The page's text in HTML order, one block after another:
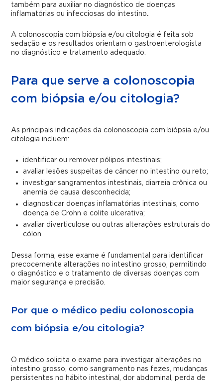
também para auxiliar no diagnóstico de doenças
inflamatórias ou infecciosas do intestino.
A colonoscopia com biópsia e/ou citologia é feita sob
sedação e os resultados orientam o gastroenterologista
no diagnóstico e tratamento adequado.
Para que serve a colonoscopia
com biópsia e/ou citologia?
As principais indicações da colonoscopia com biópsia e/ou
citologia incluem:
identificar ou remover pólipos intestinais;
avaliar lesões suspeitas de câncer no intestino ou reto;
investigar sangramentos intestinais, diarreia crônica ou
anemia de causa desconhecida;
diagnosticar doenças inflamatórias intestinais, como
doença de Crohn e colite ulcerativa;
avaliar diverticulose ou outras alterações estruturais do
cólon.
Dessa forma, esse exame é fundamental para identificar
precocemente alterações no intestino grosso, permitindo
o diagnóstico e o tratamento de diversas doenças com
maior segurança e precisão.
Por que o médico pediu colonoscopia
com biópsia e/ou citologia?
O médico solicita o exame para investigar alterações no
intestino grosso, como sangramento nas fezes, mudanças
persistentes no hábito intestinal, dor abdominal, perda de